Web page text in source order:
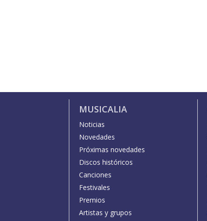
MUSICALIA
Noticias
Novedades
Próximas novedades
Discos históricos
Canciones
Festivales
Premios
Artistas y grupos